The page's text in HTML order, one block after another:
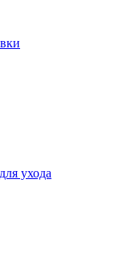
ухода